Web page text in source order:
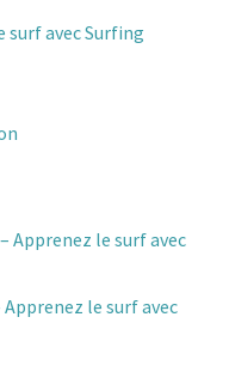
surf avec Surfing
Apprenez le surf avec
le surf avec